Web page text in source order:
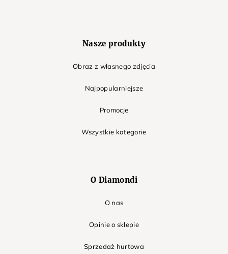
Nasze produkty
Obraz z własnego zdjęcia
Najpopularniejsze
Promocje
Wszystkie kategorie
O Diamondi
O nas
Opinie o sklepie
Sprzedaż hurtowa